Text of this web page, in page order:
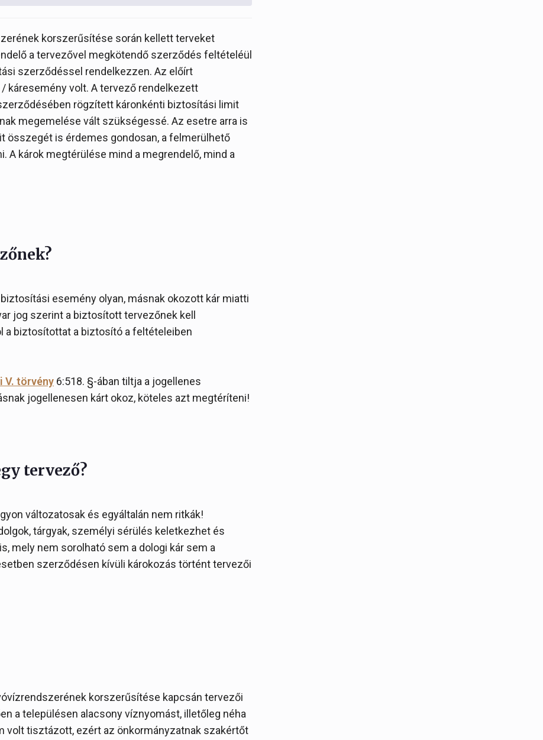
korszerűsítése során kellett terveket
a tervezővel megkötendő szerződés feltételéül
szerződéssel rendelkezzen. Az előírt
volt. A tervező rendelkezett
rögzített káronkénti biztosítási limit
megemelése vált szükségessé. Az esetre arra is
összegét is érdemes gondosan, a felmerülhető
A károk megtérülése mind a megrendelő, mind a
esemény olyan, másnak okozott kár miatti
jog szerint a biztosított tervezőnek kell
a biztosítottat a biztosító a feltételeiben
V. törvény 6:518. §-ában tiltja a jogellenes
jogellenesen kárt okoz, köteles azt megtéríteni!
tervező?
változatosak és egyáltalán nem ritkák!
tárgyak, személyi sérülés keletkezhet és
mely nem sorolható sem a dologi kár sem a
szerződésen kívüli károkozás történt tervezői
korszerűsítése kapcsán tervezői
a településen alacsony víznyomást, illetőleg néha
volt tisztázott, ezért az önkormányzatnak szakértőt